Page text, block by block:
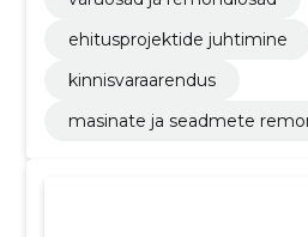
ehitusprojektide juhtimine
kinnisvaraarendus
masinate ja seadmete